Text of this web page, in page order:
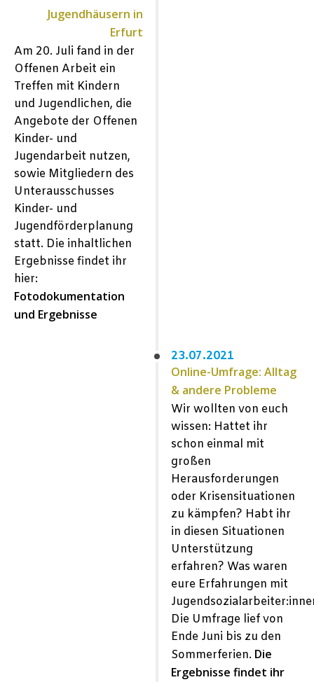
Jugendhäusern in
Erfurt
Am 20. Juli fand in der
Offenen Arbeit ein
Treffen mit Kindern
und Jugendlichen, die
Angebote der Offenen
Kinder- und
Jugendarbeit nutzen,
sowie Mitgliedern des
Unterausschusses
Kinder- und
Jugendförderplanung
statt. Die inhaltlichen
Ergebnisse findet ihr
hier:
Fotodokumentation
und Ergebnisse
23.07.2021
Online-Umfrage: Alltag
& andere Probleme
Wir wollten von euch
wissen: Hattet ihr
schon einmal mit
großen
Herausforderungen
oder Krisensituationen
zu kämpfen? Habt ihr
in diesen Situationen
Unterstützung
erfahren? Was waren
eure Erfahrungen mit
Die Umfrage lief von
Ende Juni bis zu den
Sommerferien. Die
Ergebnisse findet ihr